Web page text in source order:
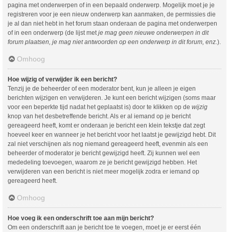
pagina met onderwerpen of in een bepaald onderwerp. Mogelijk moet je je
registreren voor je een nieuw onderwerp kan aanmaken, de permissies die
je al dan niet hebt in het forum staan onderaan de pagina met onderwerpen
of in een onderwerp (de lijst met je mag geen nieuwe onderwerpen in dit
forum plaatsen, je mag niet antwoorden op een onderwerp in dit forum, enz. ).
Omhoog
Hoe wijzig of verwijder ik een bericht?
Tenzij je de beheerder of een moderator bent, kun je alleen je eigen
berichten wijzigen en verwijderen. Je kunt een bericht wijzigen (soms maar
voor een beperkte tijd nadat het geplaatst is) door te klikken op de wijzig
knop van het desbetreffende bericht. Als er al iemand op je bericht
gereageerd heeft, komt er onderaan je bericht een klein tekstje dat zegt
hoeveel keer en wanneer je het bericht voor het laatst je gewijzigd hebt. Dit
zal niet verschijnen als nog niemand gereageerd heeft, evenmin als een
beheerder of moderator je bericht gewijzigd heeft. Zij kunnen wel een
mededeling toevoegen, waarom ze je bericht gewijzigd hebben. Het
verwijderen van een bericht is niet meer mogelijk zodra er iemand op
gereageerd heeft.
Omhoog
Hoe voeg ik een onderschrift toe aan mijn bericht?
Om een onderschrift aan je bericht toe te voegen, moet je er eerst één